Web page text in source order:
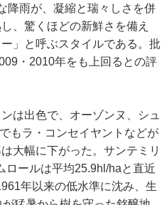
降雨が、凝縮と瑞々しさを併
、驚くほどの新鮮さを備え
」と呼ぶスタイルである。批
・2010年をも上回るとの評
は出色で、オーゾンヌ、シュ
もラ・コンセイヤントなどが
大幅に下がった。サンテミリ
ロールは平均25.9hl/haと直近
年以来の低水準に沈み、生